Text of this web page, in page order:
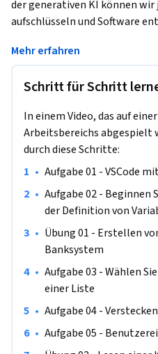
der generativen KI können
aufschlüsseln und Software
Spiellogik für das Spiel
lassen. Am Ende werden wir
dem Weg dorthin werden wir
Ratschläge für die Einrichtung
Entwicklungsumgebung zu
unsere Ideen in Code zu
interagieren, um unseren
zu verbessern. Am Ende
entwickelt haben, die Sie
Ihren Lernprozess mit
so dass Sie ohne Erfahrung
können, ist dieser Kurs genau
Mehr erfahren
Schritt für Schritt
In einem Video, das auf
Arbeitsbereichs abgespielt
durch diese Schritte:
• Aufgabe 01 - VSCode
• Aufgabe 02 -
der Definition von
• Übung 01 - Erstellen
Banksystem
• Aufgabe 03 - Wählen
einer Liste
• Aufgabe 04 -
• Aufgabe 05 -